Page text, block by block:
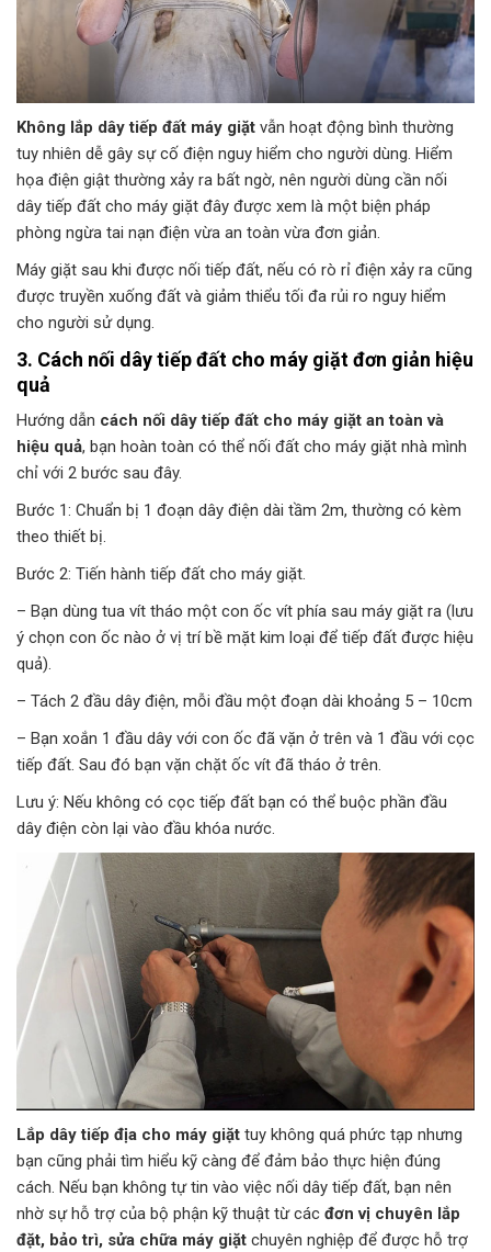
Không lắp dây tiếp đất máy giặt vẫn hoạt động bình thường
tuy nhiên dễ gây sự cố điện nguy hiểm cho người dùng. Hiểm
họa điện giật thường xảy ra bất ngờ, nên người dùng cần nối
dây tiếp đất cho máy giặt đây được xem là một biện pháp
phòng ngừa tai nạn điện vừa an toàn vừa đơn giản.
Máy giặt sau khi được nối tiếp đất, nếu có rò rỉ điện xảy ra cũng
được truyền xuống đất và giảm thiểu tối đa rủi ro nguy hiểm
cho người sử dụng.
3. Cách nối dây tiếp đất cho máy giặt đơn giản hiệu
quả
Hướng dẫn cách nối dây tiếp đất cho máy giặt an toàn và
hiệu quả, bạn hoàn toàn có thể nối đất cho máy giặt nhà mình
chỉ với 2 bước sau đây.
Bước 1: Chuẩn bị 1 đoạn dây điện dài tầm 2m, thường có kèm
theo thiết bị.
Bước 2: Tiến hành tiếp đất cho máy giặt.
– Bạn dùng tua vít tháo một con ốc vít phía sau máy giặt ra (lưu
ý chọn con ốc nào ở vị trí bề mặt kim loại để tiếp đất được hiệu
quả).
– Tách 2 đầu dây điện, mỗi đầu một đoạn dài khoảng 5 – 10cm
– Bạn xoắn 1 đầu dây với con ốc đã vặn ở trên và 1 đầu với cọc
tiếp đất. Sau đó bạn vặn chặt ốc vít đã tháo ở trên.
Lưu ý: Nếu không có cọc tiếp đất bạn có thể buộc phần đầu
dây điện còn lại vào đầu khóa nước.
Lắp dây tiếp địa cho máy giặt tuy không quá phức tạp nhưng
bạn cũng phải tìm hiểu kỹ càng để đảm bảo thực hiện đúng
cách. Nếu bạn không tự tin vào việc nối dây tiếp đất, bạn nên
nhờ sự hỗ trợ của bộ phận kỹ thuật từ các đơn vị chuyên lắp
đặt, bảo trì, sửa chữa máy giặt chuyên nghiệp để được hỗ trợ